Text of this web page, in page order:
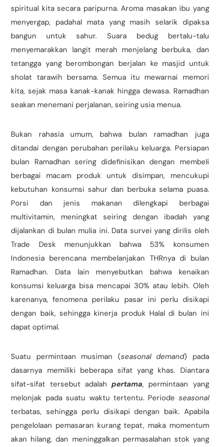
spiritual kita secara paripurna. Aroma masakan ibu yang
menyergap, padahal mata yang masih selarik dipaksa
bangun untuk sahur. Suara bedug bertalu-talu
menyemarakkan langit merah menjelang berbuka, dan
tetangga yang berombongan berjalan ke masjid untuk
sholat tarawih bersama. Semua itu mewarnai memori
kita, sejak masa kanak-kanak hingga dewasa. Ramadhan
seakan menemani perjalanan, seiring usia menua.
Bukan rahasia umum, bahwa bulan ramadhan juga
ditandai dengan perubahan perilaku keluarga. Persiapan
bulan Ramadhan sering didefinisikan dengan membeli
berbagai macam produk untuk disimpan, mencukupi
kebutuhan konsumsi sahur dan berbuka selama puasa.
Porsi dan jenis makanan dilengkapi berbagai
multivitamin, meningkat seiring dengan ibadah yang
dijalankan di bulan mulia ini. Data survei yang dirilis oleh
Trade Desk menunjukkan bahwa 53% konsumen
Indonesia berencana membelanjakan THRnya di bulan
Ramadhan. Data lain menyebutkan bahwa kenaikan
konsumsi keluarga bisa mencapai 30% atau lebih. Oleh
karenanya, fenomena perilaku pasar ini perlu disikapi
dengan baik, sehingga kinerja produk Halal di bulan ini
dapat optimal.
Suatu permintaan musiman (seasonal demand) pada
dasarnya memiliki beberapa sifat yang khas. Diantara
sifat-sifat tersebut adalahpertama, permintaan yang
melonjak pada suatu waktu tertentu. Periode seasonal
terbatas, sehingga perlu disikapi dengan baik. Apabila
pengelolaan pemasaran kurang tepat, maka momentum
akan hilang, dan meninggalkan permasalahan stok yang